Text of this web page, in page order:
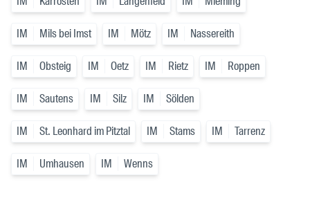
IM Mils bei Imst IM Mötz IM Nassereith
IM Obsteig IM Oetz IM Rietz IM Roppen
IM Sautens IM Silz IM Sölden
IM St. Leonhard im Pitztal IM Stams IM Tarrenz
IM Umhausen IM Wenns